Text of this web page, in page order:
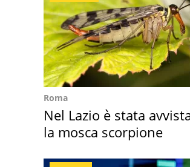
Roma
Nel Lazio è stata
la mosca scorpione